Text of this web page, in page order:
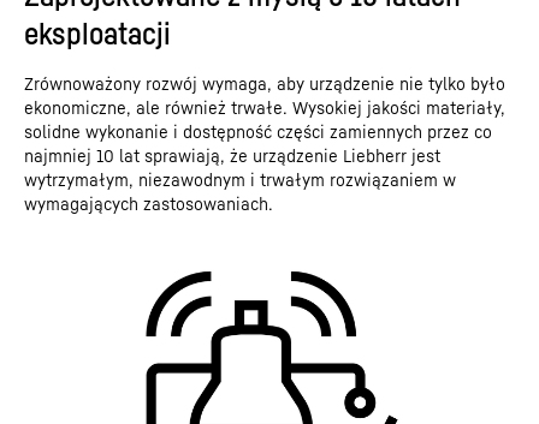
eksploatacji
Zrównoważony rozwój wymaga, aby urządzenie nie tylko było
ekonomiczne, ale również trwałe. Wysokiej jakości materiały,
solidne wykonanie i dostępność części zamiennych przez co
najmniej 10 lat sprawiają, że urządzenie Liebherr jest
wytrzymałym, niezawodnym i trwałym rozwiązaniem w
wymagających zastosowaniach.